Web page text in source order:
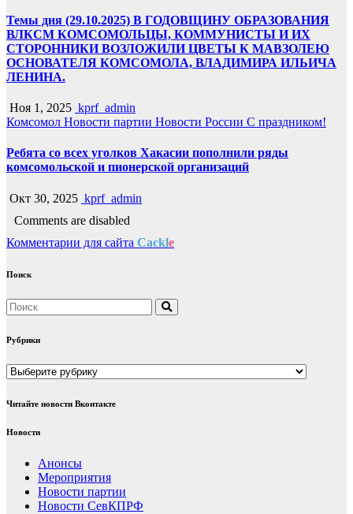
Темы дня (29.10.2025) В ГОДОВЩИНУ ОБРАЗОВАНИЯ
ВЛКСМ КОМСОМОЛЬЦЫ, КОММУНИСТЫ И ИХ
СТОРОННИКИ ВОЗЛОЖИЛИ ЦВЕТЫ К МАВЗОЛЕЮ
ОСНОВАТЕЛЯ КОМСОМОЛА, ВЛАДИМИРА ИЛЬИЧА
ЛЕНИНА.
Ноя 1, 2025 kprf_admin
Комсомол Новости партии Новости России С праздником!
Ребята со всех уголков Хакасии пополнили ряды
комсомольской и пионерской организаций
Окт 30, 2025 kprf_admin
Comments are disabled
Комментарии для сайта Cackle
Поиск
Рубрики
Рубрики
Читайте новости Вконтакте
Новости
Анонсы
Мероприятия
Новости партии
Новости СевКПРФ